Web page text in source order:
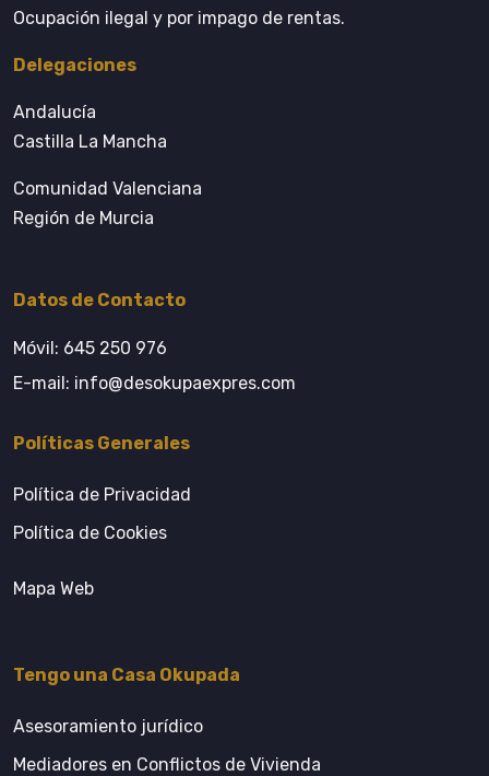
Ocupación ilegal y por impago de rentas.
Delegaciones
Andalucía
Castilla La Mancha
Comunidad Valenciana
Región de Murcia
Datos de Contacto
Móvil: 645 250 976
E-mail: info@desokupaexpres.com
Políticas Generales
Política de Privacidad
Política de Cookies
Mapa Web
Tengo una Casa Okupada
Asesoramiento jurídico
Mediadores en Conflictos de Vivienda